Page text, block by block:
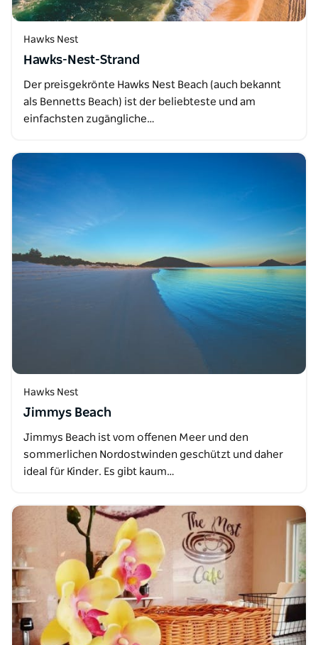
Hawks Nest
Hawks-Nest-Strand
Der preisgekrönte Hawks Nest Beach (auch bekannt
als Bennetts Beach) ist der beliebteste und am
einfachsten zugängliche…
Hawks Nest
Jimmys Beach
Jimmys Beach ist vom offenen Meer und den
sommerlichen Nordostwinden geschützt und daher
ideal für Kinder. Es gibt kaum…